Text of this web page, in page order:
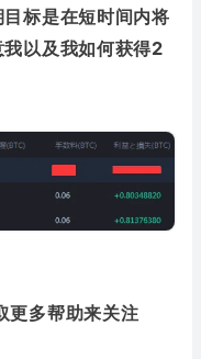
标是在短时间内将
以及我如何获得2
更多帮助来关注